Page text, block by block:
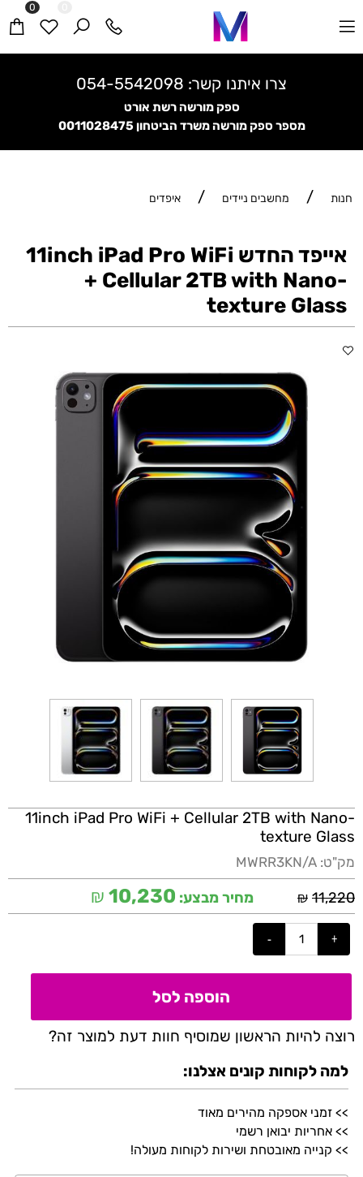
צרו איתנו קשר: 054-5542098
ספק מורשה רשת אורט
מספר ספק מורשה משרד הביטחון0011028475
0
חנות / מחשבים ניידים / איפדים
אייפד החדש 11inch iPad Pro WiFi
+ Cellular 2TB with Nano-
texture Glass
11inch iPad Pro WiFi + Cellular 2TB with Nano-
texture Glass
מק"ט: MWRR3KN/A
₪ 11,220 מחיר מבצע: ₪ 10,230
הוספה לסל
רוצה להיות הראשון שמוסיף חוות דעת למוצר זה?
למה לקוחות קונים אצלנו:
>> זמני אספקה מהירים מאוד
>> אחריות יבואן רשמי
>> קנייה מאובטחת ושירות לקוחות מעולה!